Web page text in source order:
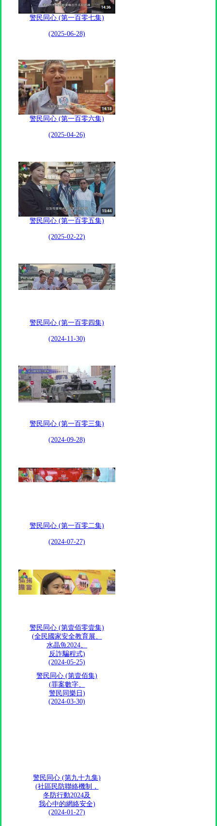
警民同心 (第一百零七集)
(2025-06-28)
警民同心 (第一百零六集)
(2025-04-26)
警民同心 (第一百零五集)
(2025-02-22)
警民同心 (第一百零四集)
(2024-11-30)
警民同心 (第一百零三集)
(2024-09-28)
警民同心 (第一百零二集)
(2024-07-27)
警民同心 (第壹佰零壹集)
(全民國家安全教育展、
水晶魚2024、
反詐騙程式)
(2024-05-25)
警民同心 (第壹佰集)
(罪案數字、
警民同樂日)
(2024-03-30)
警民同心 (第九十九集)
(社區民防聯絡機制，
冬防行動2024及
我心中的網絡安全)
(2024-01-27)